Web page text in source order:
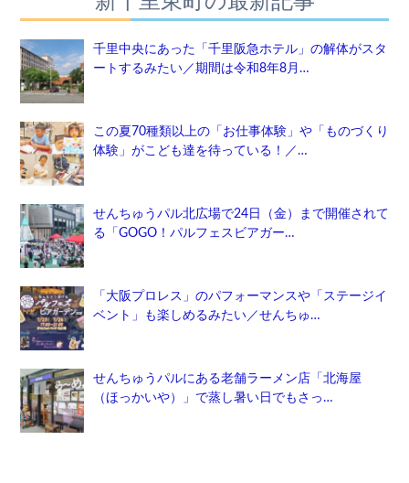
千里中央にあった「千里阪急ホテル」の解体がスタ
ートするみたい／期間は令和8年8月…
この夏70種類以上の「お仕事体験」や「ものづくり
体験」がこども達を待っている！／…
せんちゅうパル北広場で24日（金）まで開催されて
る「GOGO！パルフェスビアガー…
「大阪プロレス」のパフォーマンスや「ステージイ
ベント」も楽しめるみたい／せんちゅ…
せんちゅうパルにある老舗ラーメン店「北海屋
（ほっかいや）」で蒸し暑い日でもさっ…